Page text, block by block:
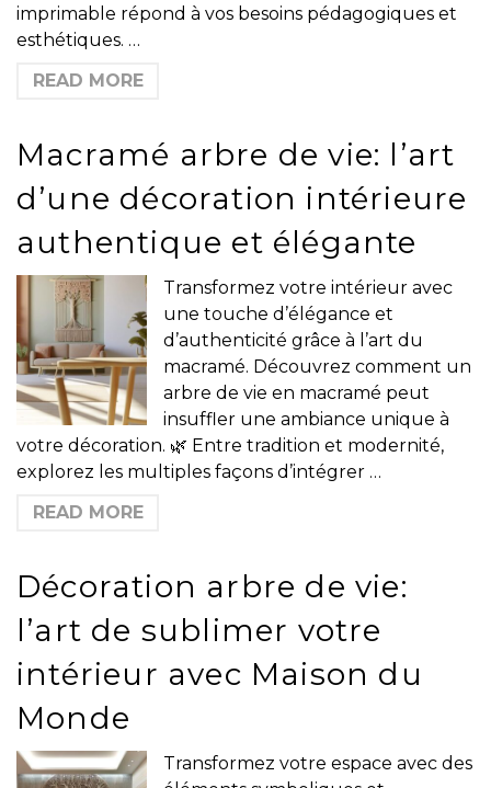
imprimable répond à vos besoins pédagogiques et
esthétiques. …
READ MORE
Macramé arbre de vie: l’art
d’une décoration intérieure
authentique et élégante
Transformez votre intérieur avec
une touche d’élégance et
d’authenticité grâce à l’art du
macramé. Découvrez comment un
arbre de vie en macramé peut
insuffler une ambiance unique à
votre décoration. 🌿 Entre tradition et modernité,
explorez les multiples façons d’intégrer …
READ MORE
Décoration arbre de vie:
l’art de sublimer votre
intérieur avec Maison du
Monde
Transformez votre espace avec des